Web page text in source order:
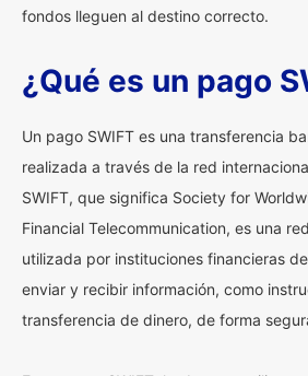
fondos lleguen al destino correcto.
¿Qué es un pago
Un pago SWIFT es una transferencia
realizada a través de la red
SWIFT, que significa Society for
Financial Telecommunication, es una
utilizada por instituciones financieras
enviar y recibir información, como
transferencia de dinero, de forma